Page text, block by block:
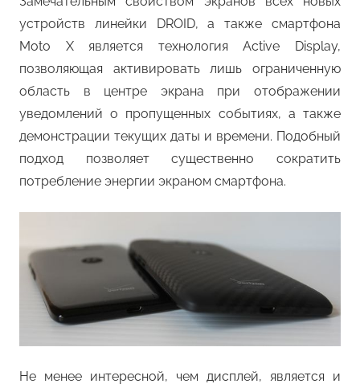
устройств линейки DROID, а также смартфона
Moto X является технология Active Display,
позволяющая активировать лишь ограниченную
область в центре экрана при отображении
уведомлений о пропущенных событиях, а также
демонстрации текущих даты и времени. Подобный
подход позволяет существенно сократить
потребление энергии экраном смартфона.
Не менее интересной, чем дисплей, является и